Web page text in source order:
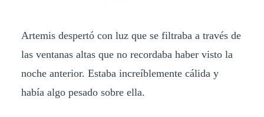
Artemis despertó con luz que se filtraba a través de
las ventanas altas que no recordaba haber visto la
noche anterior. Estaba increíblemente cálida y
había algo pesado sobre ella.